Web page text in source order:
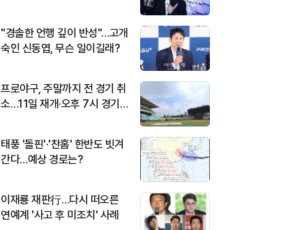
"경솔한 언행 깊이 반성"…고개
숙인 신동엽, 무슨 일이길래?
프로야구, 주말까지 전 경기 취
소…11일 재개·오후 7시 경기
태풍 '돌핀'·'찬홈' 한반도 빗겨
간다…예상 경로는?
이재룡 재판行…다시 떠오른
연예계 '사고 후 미조치' 사례